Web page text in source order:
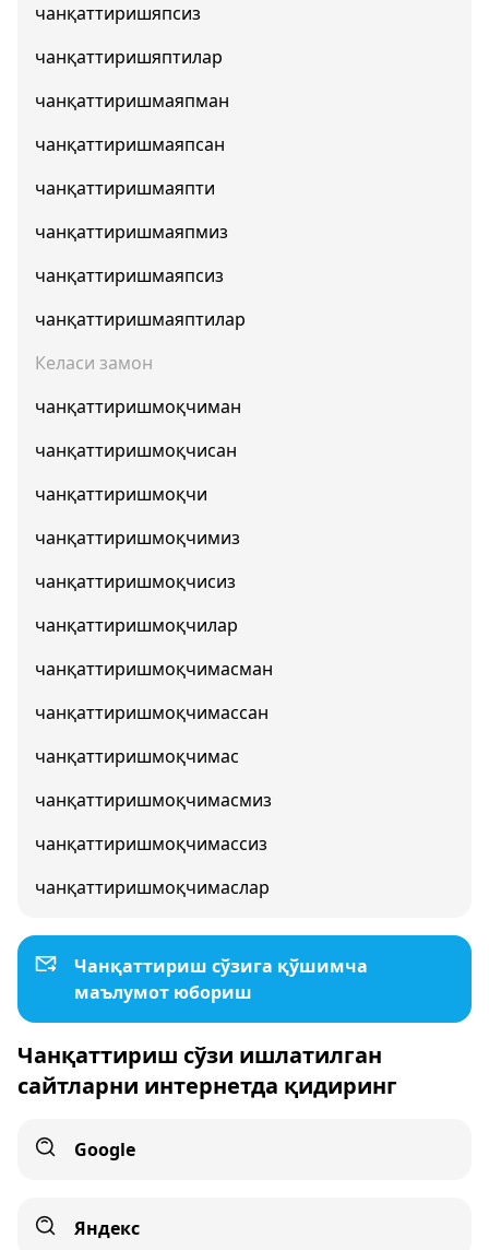
чанқаттиришяпсиз
чанқаттиришяптилар
чанқаттиришмаяпман
чанқаттиришмаяпсан
чанқаттиришмаяпти
чанқаттиришмаяпмиз
чанқаттиришмаяпсиз
чанқаттиришмаяптилар
Келаси замон
чанқаттиришмоқчиман
чанқаттиришмоқчисан
чанқаттиришмоқчи
чанқаттиришмоқчимиз
чанқаттиришмоқчисиз
чанқаттиришмоқчилар
чанқаттиришмоқчимасман
чанқаттиришмоқчимассан
чанқаттиришмоқчимас
чанқаттиришмоқчимасмиз
чанқаттиришмоқчимассиз
чанқаттиришмоқчимаслар
Чанқаттириш сўзига қўшимча
маълумот юбориш
Чанқаттириш сўзи ишлатилган
сайтларни интернетда қидиринг
Google
Яндекс